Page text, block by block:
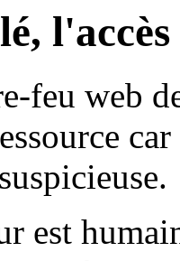
feu web
est